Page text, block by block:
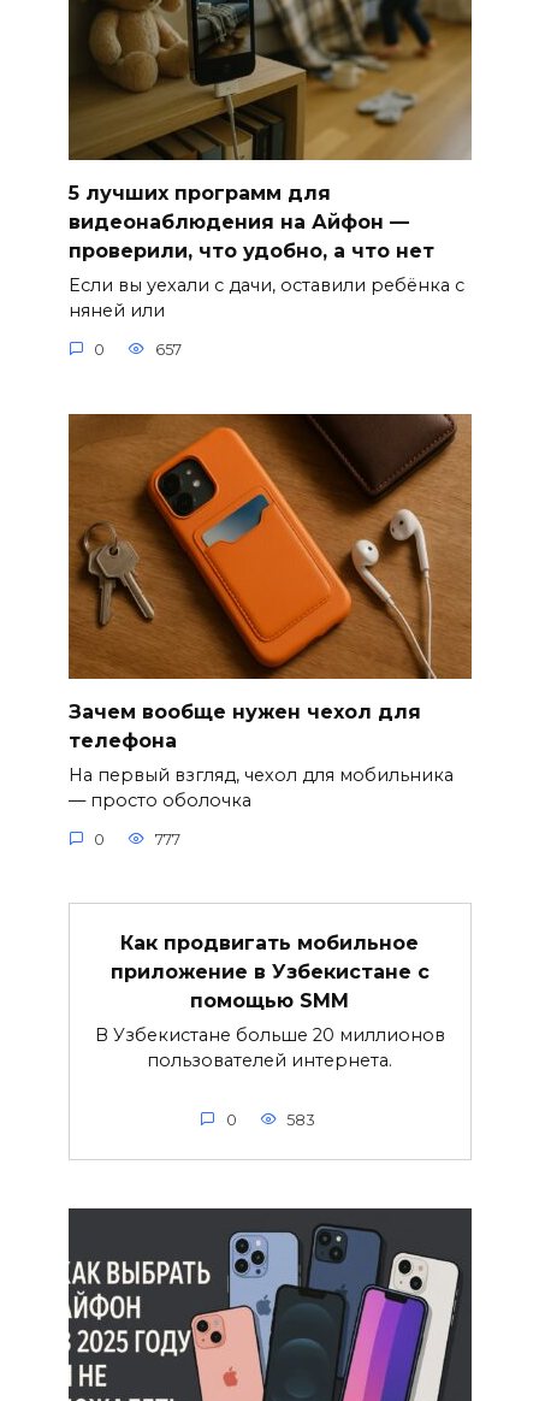
5 лучших программ для
видеонаблюдения на Айфон —
проверили, что удобно, а что нет
Если вы уехали с дачи, оставили ребёнка с
няней или
0 657
Зачем вообще нужен чехол для
телефона
На первый взгляд, чехол для мобильника
— просто оболочка
0 777
Как продвигать мобильное
приложение в Узбекистане с
помощью SMM
В Узбекистане больше 20 миллионов
пользователей интернета.
0 583